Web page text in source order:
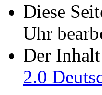
Diese
Uhr
Der
2.0